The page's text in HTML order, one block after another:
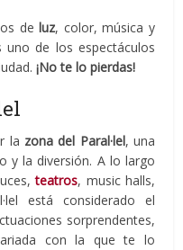
de luz, color, música y
uno de los espectáculos
¡No te lo pierdas!
la zona del Paral·lel, una
y la diversión. A lo largo
teatros, music halls,
está considerado el
sorprendentes,
con la que te lo